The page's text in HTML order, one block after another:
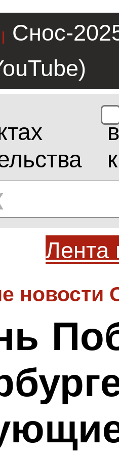
|
Снос-
в
Лента
новости